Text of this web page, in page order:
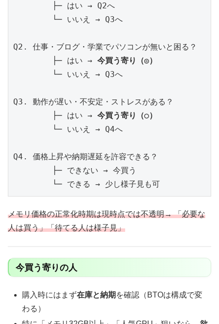
        ├─ はい → Q2へ
        └─ いいえ → Q3へ
Q2. 仕事・ブログ・学業でパソコンが無いと困る？
        ├─ はい →
今買う寄り（◎）
        └─ いいえ → Q3へ
Q3. 動作が遅い・不安定・ストレスがある？
        ├─ はい →
今買う寄り（○）
        └─ いいえ → Q4へ
Q4. 価格上昇や納期遅延を許容できる？
        ├─ できない → 今買う
メモリ価格の正常化時期は現時点では不透明→ 「必要な
人は買う」「待てる人は様子見」
今買う寄りの人
購入時にはまず在庫と納期 を確認（BTOは構成で変
わる）